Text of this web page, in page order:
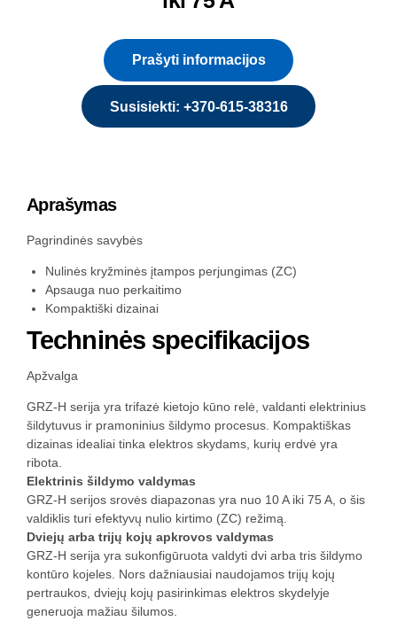
Prašyti informacijos
Susisiekti: +370-615-38316
Aprašymas
Pagrindinės savybės
Nulinės kryžminės įtampos perjungimas (ZC)
Apsauga nuo perkaitimo
Kompaktiški dizainai
Techninės specifikacijos
Apžvalga
GRZ-H serija yra trifazė kietojo kūno relė, valdanti elektrinius
šildytuvus ir pramoninius šildymo procesus. Kompaktiškas
dizainas idealiai tinka elektros skydams, kurių erdvė yra
ribota.
Elektrinis šildymo valdymas
GRZ-H serijos srovės diapazonas yra nuo 10 A iki 75 A, o šis
valdiklis turi efektyvų nulio kirtimo (ZC) režimą.
Dviejų arba trijų kojų apkrovos valdymas
GRZ-H serija yra sukonfigūruota valdyti dvi arba tris šildymo
kontūro kojeles. Nors dažniausiai naudojamos trijų kojų
pertraukos, dviejų kojų pasirinkimas elektros skydelyje
generuoja mažiau šilumos.